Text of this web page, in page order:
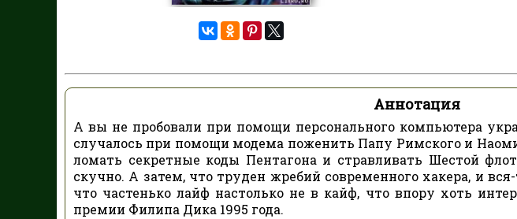
Аннотация
А вы не пробовали при помощи персонального компьютера
случалось при помощи модема поженить Папу Римского и
ломать секретные коды Пентагона и стравливать Шестой
скучно. А затем, что труден жребий современного хакера, и
что частенько лайф настолько не в кайф, что впору хоть
премии Филипа Дика 1995 года.